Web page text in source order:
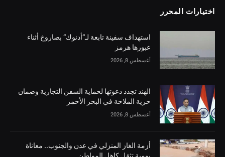
اختيارات المحرر
استهداف سفينة تابعة لـ”أدنوك” بصاروخ أثناء
عبورها هرمز
أغسطس 8, 2026
الهند تجدد دعوتها لحماية السفن التجارية وضمان
حرية الملاحة في البحر الأحمر
أغسطس 8, 2026
أزمة الغاز المنزلي في عدن والجنوب.. معاناة
يومية تثقل كاهل المواطن